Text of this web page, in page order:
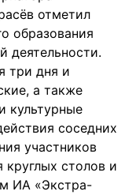
отметил
образования
деятельности.
три дня и
а также
культурные
соседних
участников
столов и
ИА «Экстра-